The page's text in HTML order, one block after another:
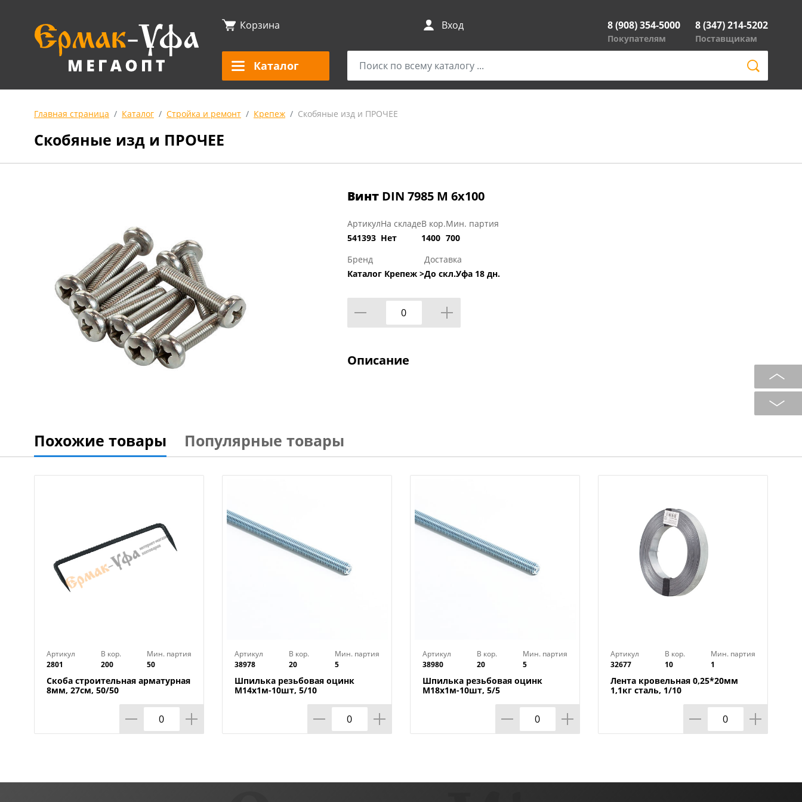
Корзина Вход 8 (908) 354-5000
Покупателям
8 (347) 214-5202
Поставщикам
Каталог
Главная страница Каталог Стройка и ремонт Крепеж Скобяные изд и ПРОЧЕЕ
Скобяные изд и ПРОЧЕЕ
Винт DIN 7985 М 6х100
Артикул
541393
На складе
Нет
В кор.
1400
Мин. партия
700
Бренд
Каталог Крепеж >
Доставка
До скл.Уфа 18 дн.
Описание
Похожие товары Популярные товары
Артикул
2801
В кор.
200
Мин. партия
50
Скоба строительная арматурная
8мм, 27см, 50/50
Артикул
38978
В кор.
20
Мин. партия
5
Шпилька резьбовая оцинк
М14х1м-10шт, 5/10
Артикул
38980
В кор.
20
Мин. партия
5
Шпилька резьбовая оцинк
М18х1м-10шт, 5/5
Артикул
32677
В кор.
10
Мин. партия
1
Лента кровельная 0,25*20мм
1,1кг сталь, 1/10